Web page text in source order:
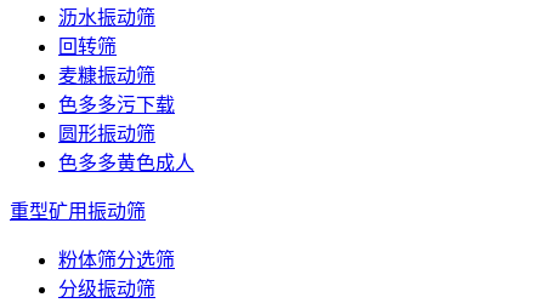
沥水振动筛
回转筛
麦糠振动筛
色多多污下载
圆形振动筛
色多多黄色成人
重型矿用振动筛
粉体筛分选筛
分级振动筛